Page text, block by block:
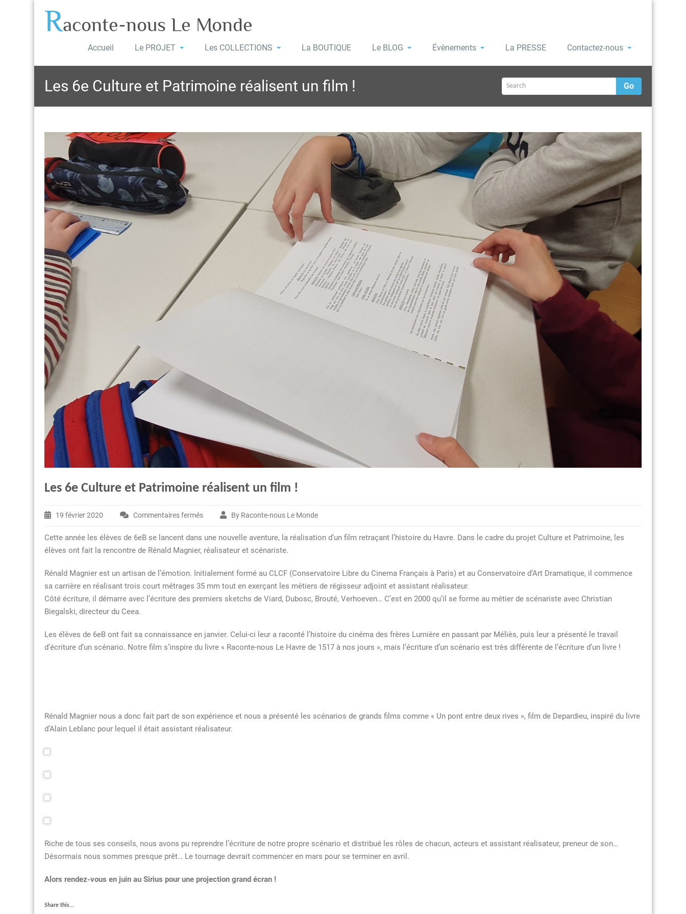
Raconte-nous Le Monde
Accueil Le PROJET Les COLLECTIONS La BOUTIQUE Le BLOG Évènements La PRESSE Contactez-nous
Les 6e Culture et Patrimoine réalisent un film ! Go
Les 6e Culture et Patrimoine réalisent un film !
19 février 2020 Commentaires ferméssur
6e
Culture
réalisent
By Raconte-nous Le Monde
Cette année les élèves de 6eB se lancent dans une nouvelle aventure, la réalisation d’un film retraçant l’histoire du Havre. Dans le cadre du projet Culture et Patrimoine, les
élèves ont fait la rencontre de Rénald Magnier, réalisateur et scénariste.
Rénald Magnier est un artisan de l’émotion. Initialement formé au CLCF (Conservatoire Libre du Cinema Français à Paris) et au Conservatoire d’Art Dramatique, il commence
sa carrière en réalisant trois court métrages 35 mm tout en exerçant les métiers de régisseur adjoint et assistant réalisateur.
Côté écriture, il démarre avec l’écriture des premiers sketchs de Viard, Dubosc, Brouté, Verhoeven… C’est en 2000 qu’il se forme au métier de scénariste avec Christian
Biegalski, directeur du Ceea.
Les élèves de 6eB ont fait sa connaissance en janvier. Celui-ci leur a raconté l’histoire du cinéma des frères Lumière en passant par Méliès, puis leur a présenté le travail
d’écriture d’un scénario. Notre film s’inspire du livre « Raconte-nous Le Havre de 1517 à nos jours », mais l’écriture d’un scénario est très différente de l’écriture d’un livre !
Rénald Magnier nous a donc fait part de son expérience et nous a présenté les scénarios de grands films comme « Un pont entre deux rives », film de Depardieu, inspiré du livre
d’Alain Leblanc pour lequel il était assistant réalisateur.
Riche de tous ses conseils, nous avons pu reprendre l’écriture de notre propre scénario et distribué les rôles de chacun, acteurs et assistant réalisateur, preneur de son…
Désormais nous sommes presque prêt… Le tournage devrait commencer en mars pour se terminer en avril.
Alors rendez-vous en juin au Sirius pour une projection grand écran !
Share this...